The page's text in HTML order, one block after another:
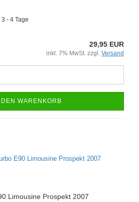
3 - 4 Tage
29,95 EUR
inkl. 7% MwSt. zzgl. Versand
DEN WARENKORB
Limousine Prospekt 2007